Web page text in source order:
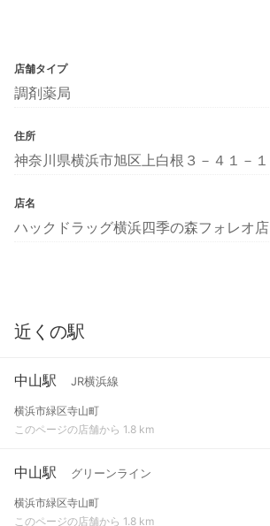
店舗タイプ
調剤薬局
住所
神奈川県横浜市旭区上白根３－４１－１
店名
ハックドラッグ横浜四季の森フォレオ店
近くの駅
中山駅 JR横浜線
横浜市緑区寺山町
このページの店舗から 1.8 km
中山駅 グリーンライン
横浜市緑区寺山町
このページの店舗から 1.8 km